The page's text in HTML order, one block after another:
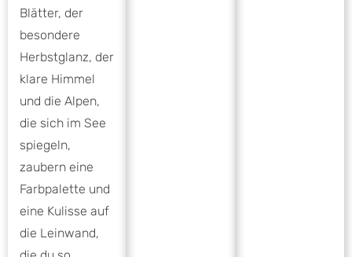
Blätter, der
besondere
Herbstglanz, der
klare Himmel
und die Alpen,
die sich im See
spiegeln,
zaubern eine
Farbpalette und
eine Kulisse auf
die Leinwand,